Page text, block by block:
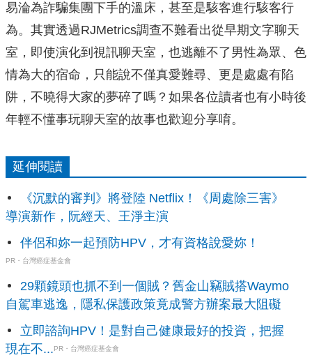
易淪為詐騙集團下手的溫床，甚至是駭客進行駭客行
為。其實透過RJMetrics調查不難看出從早期文字聊天
室，即使演化到視訊聊天室，也逃離不了男性為眾、色
情為大的宿命，只能說不僅真愛難尋、更是處處有陷
阱，不曉得大家的夢碎了嗎？如果各位讀者也有小時後
年輕不懂事玩聊天室的故事也歡迎分享唷。
延伸閱讀
《沉默的審判》將登陸 Netflix！《周處除三害》
導演新作，阮經天、王淨主演
伴侶和妳一起預防HPV，才有資格說愛妳！
PR・台灣癌症基金會
29顆鏡頭也抓不到一個賊？舊金山竊賊搭Waymo
自駕車逃逸，隱私保護政策竟成警方辦案最大阻礙
立即諮詢HPV！是對自己健康最好的投資，把握
現在不...PR・台灣癌症基金會